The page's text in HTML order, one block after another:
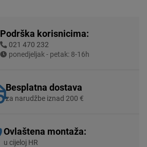
Podrška korisnicima:
021 470 232
ponedjeljak - petak: 8-16h
Besplatna dostava
za narudžbe iznad 200 €
Ovlaštena montaža:
u cijeloj HR